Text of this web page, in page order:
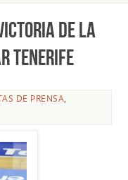
de la
Tenerife
DE PRENSA,